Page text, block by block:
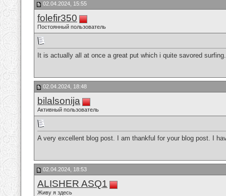
02.04.2024, 15:55
folefir350
Постоянный пользователь
It is actually all at once a great put which i quite savored
02.04.2024, 18:48
bilalsonija
Активный пользователь
A very excellent blog post. I am thankful for your blog post. I
02.04.2024, 18:53
ALISHER ASQ1
Живу я здесь